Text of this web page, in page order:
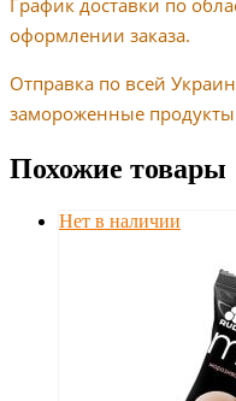
График доставки по
оформлении заказа.
Отправка по всей
замороженные
Похожие товары
Нет в наличии